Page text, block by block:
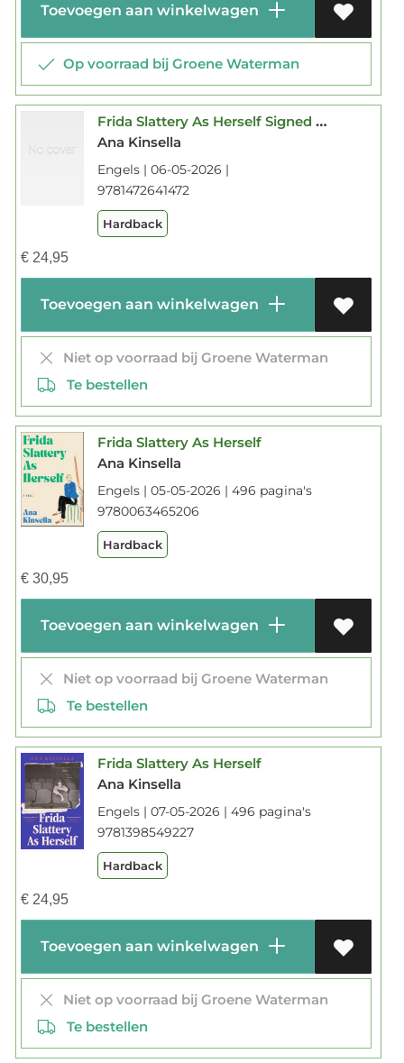
Toevoegen aan winkelwagen
Op voorraad bij Groene Waterman
Frida Slattery As Herself Signed Edition
Ana Kinsella
Engels | 06-05-2026 |
9781472641472
Hardback
€24,95
Toevoegen aan winkelwagen
Niet op voorraad bij Groene Waterman
Te bestellen
Frida Slattery As Herself
Ana Kinsella
Engels | 05-05-2026 | 496 pagina's
9780063465206
Hardback
€30,95
Toevoegen aan winkelwagen
Niet op voorraad bij Groene Waterman
Te bestellen
Frida Slattery As Herself
Ana Kinsella
Engels | 07-05-2026 | 496 pagina's
9781398549227
Hardback
€24,95
Toevoegen aan winkelwagen
Niet op voorraad bij Groene Waterman
Te bestellen